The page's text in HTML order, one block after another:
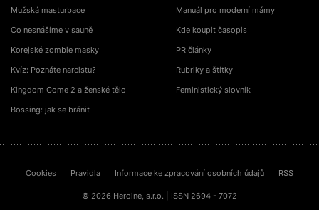
Mužská masturbace
Co nesnášíme v sauně
Korejské zombie masky
Kvíz: Poznáte narcistu?
Kingdom Come 2 a ženské tělo
Bossing: jak se bránit
Manuál pro moderní mámy
Kde koupit časopis
PR články
Rubriky a štítky
Feministický slovník
Cookies Pravidla Informace ke zpracování osobních údajů RSS
© 2026 Heroine, s.r.o. | ISSN 2694 - 7072